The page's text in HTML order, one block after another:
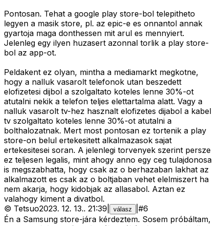
Pontosan. Tehat a google play store-bol telepitheto
legyen a masik store, pl. az epic-e es onnantol annak
gyartoja maga donthessen mit arul es mennyiert.
Jelenleg egy ilyen huzasert azonnal torlik a play store-
bol az app-ot.
Peldakent ez olyan, mintha a mediamarkt megkotne,
hogy a nalluk vasarolt telefonok utan beszedett
elofizetesi dijbol a szolgaltato koteles lenne 30%-ot
atutalni nekik a telefon teljes elettartalma alatt. Vagy a
nalluk vasarolt tv-hez hasznalt elofizetes dijabol a kabel
tv szolgaltato koteles lenne 30%-ot atutalni a
bolthalozatnak. Mert most pontosan ez tortenik a play
store-on belul ertekesitett alkalmazasok sajat
ertekesitesei soran. A jelenlegi torvenyek szerint persze
ez teljesen legalis, mint ahogy anno egy ceg tulajdonosa
is megszabhatta, hogy csak az o berhazaban lakhat az
alkalmazott es csak az o boltjaban vehet elelmiszert ha
nem akarja, hogy kidobjak az allasabol. Aztan ez
valahogy kiment a divatbol.
© Tetsuo2023. 12. 13.. 21:39 válasz #6
Én a Samsung store-jára kérdeztem. Sosem próbáltam,